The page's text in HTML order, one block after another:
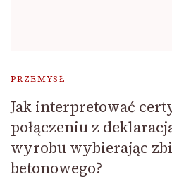
PRZEMYSŁ
Jak interpretować
połączeniu z
wyrobu wybierając
betonowego?